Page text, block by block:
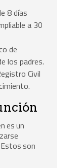
8 días
a 30
de
los padres.
Civil
es un
son